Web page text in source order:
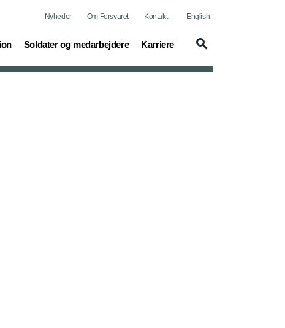
Nyheder Om Forsvaret Kontakt English
Soldater og medarbejdere
(current) Karriere
(current)